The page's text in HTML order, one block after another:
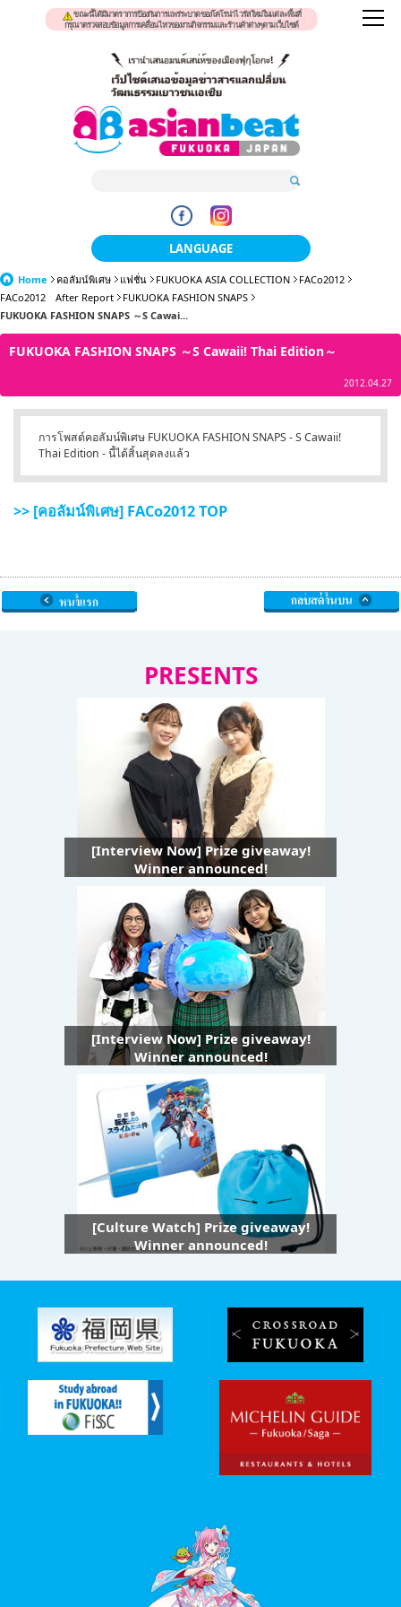
ขณะนี้ได้มีมาตราการป้องกันการแพร่ระบาดของโคโรน่าไวรัสใหม่ในแต่ละพื้นที่
กรุณาตรวจสอบข้อมูลการเคลื่อนไหวของงานกิจกรรมและร้านค้าต่างๆตามเว็บไซต์
LANGUAGE
日本語
한국어
簡体中文
Home คอลัมน์พิเศษ แฟชั่น FUKUOKA ASIA COLLECTION
FACo2012
FACo2012 After Report
FUKUOKA FASHION SNAPS
FUKUOKA FASHION SNAPS ～S Cawai...
FUKUOKA FASHION SNAPS ～S Cawaii! Thai Edition～
2012.04.27
การโพสต์คอลัมน์พิเศษ FUKUOKA FASHION SNAPS - S Cawaii!
Thai Edition - นี้ได้สิ้นสุดลงแล้ว
>> [คอลัมน์พิเศษ] FACo2012 TOP
PRESENTS
[Interview Now] Prize giveaway!
Winner announced!
[Interview Now] Prize giveaway!
Winner announced!
[Culture Watch] Prize giveaway!
Winner announced!